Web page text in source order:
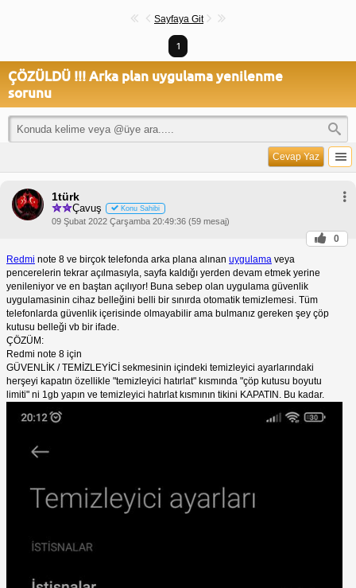
Sayfaya Git
1
ÇÖZÜLDÜ !!! Arka plan uygulama yenilenme
sorunu
Cevap Yaz
1türk
Çavuş Konu Sahibi
09 Şubat 2022 Çarşamba 20:49:36 (59 mesaj)
0
Redmi note 8 ve birçok telefonda arka plana alınan uygulama veya
pencerelerin tekrar açılmasıyla, sayfa kaldığı yerden devam etmek yerine
yenileniyor ve en baştan açılıyor! Buna sebep olan uygulama güvenlik
uygulamasinin cihaz belleğini belli bir sınırda otomatik temizlemesi. Tüm
telefonlarda güvenlik içerisinde olmayabilir ama bulmanız gereken şey çöp
kutusu belleği vb bir ifade.
ÇÖZÜM:
Redmi note 8 için
GÜVENLİK / TEMİZLEYİCİ sekmesinin içindeki temizleyici ayarlarındaki
herşeyi kapatın özellikle "temizleyici hatırlat" kısmında "çöp kutusu boyutu
limiti" ni 1gb yapın ve temizleyici hatırlat kısmının tikini KAPATIN. Bu kadar.